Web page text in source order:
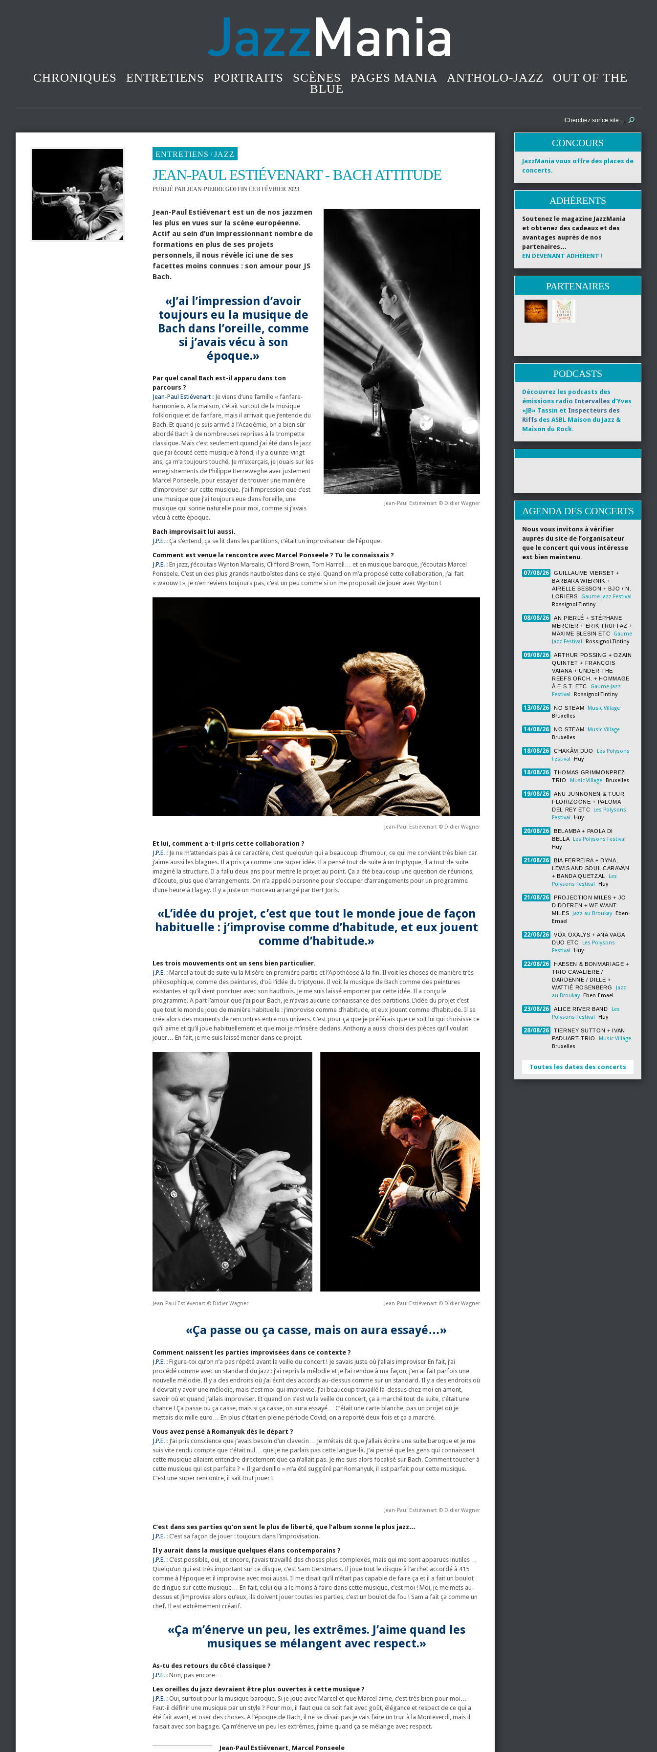
CHRONIQUES ENTRETIENS PORTRAITS SCÈNES PAGES MANIA ANTHOLO-JAZZ
OUT OF THE
BLUE
ENTRETIENS / JAZZ
JEAN-PAUL ESTIÉVENART ‐ BACH ATTITUDE
PUBLIÉ PAR JEAN-PIERRE GOFFIN LE 8 FÉVRIER 2023
Jean-Paul Estiévenart © Didier Wagner
Jean-Paul Estiévenart est un de nos jazzmen
les plus en vues sur la scène européenne.
Actif au sein d’un impressionnant nombre de
formations en plus de ses projets
personnels, il nous révèle ici une de ses
facettes moins connues : son amour pour JS
Bach.
«J’ai l’impression d’avoir
toujours eu la musique de
Bach dans l’oreille, comme
si j’avais vécu à son
époque.»
Par quel canal Bach est-il apparu dans ton
parcours ?
Jean-Paul Estiévenart : Je viens d’une famille « fanfare-
harmonie ». A la maison, c’était surtout de la musique
folklorique et de fanfare, mais il arrivait que j’entende du
Bach. Et quand je suis arrivé à l’Académie, on a bien sûr
abordé Bach à de nombreuses reprises à la trompette
classique. Mais c’est seulement quand j’ai été dans le jazz
que j’ai écouté cette musique à fond, il y a quinze-vingt
ans, ça m’a toujours touché. Je m’exerçais, je jouais sur les
enregistrements de Philippe Herreweghe avec justement
Marcel Ponseele, pour essayer de trouver une manière
d’improviser sur cette musique. J’ai l’impression que c’est
une musique que j’ai toujours eue dans l’oreille, une
musique qui sonne naturelle pour moi, comme si j’avais
vécu à cette époque.
Bach improvisait lui aussi.
J.P.E. : Ça s’entend, ça se lit dans les partitions, c’était un improvisateur de l’époque.
Comment est venue la rencontre avec Marcel Ponseele ? Tu le connaissais ?
J.P.E. : En jazz, j’écoutais Wynton Marsalis, Clifford Brown, Tom Harrell… et en musique baroque, j’écoutais Marcel
Ponseele. C’est un des plus grands hautboïstes dans ce style. Quand on m’a proposé cette collaboration, j’ai fait
« waouw ! », je n’en reviens toujours pas, c’est un peu comme si on me proposait de jouer avec Wynton !
Jean-Paul Estiévenart © Didier Wagner
Et lui, comment a-t-il pris cette collaboration ?
J.P.E. : Je ne m‘attendais pas à ce caractère, c’est quelqu’un qui a beaucoup d’humour, ce qui me convient très bien car
j’aime aussi les blagues. Il a pris ça comme une super idée. Il a pensé tout de suite à un triptyque, il a tout de suite
imaginé la structure. Il a fallu deux ans pour mettre le projet au point. Ça a été beaucoup une question de réunions,
d’écoute, plus que d’arrangements. On n’a appelé personne pour s’occuper d’arrangements pour un programme
d’une heure à Flagey. Il y a juste un morceau arrangé par Bert Joris.
«L’idée du projet, c’est que tout le monde joue de façon
habituelle : j’improvise comme d’habitude, et eux jouent
comme d’habitude.»
Les trois mouvements ont un sens bien particulier.
J.P.E. : Marcel a tout de suite vu la Misère en première partie et l’Apothéose à la fin. Il voit les choses de manière très
philosophique, comme des peintures, d’où l’idée du triptyque. Il voit la musique de Bach comme des peintures
existantes et qu’il vient ponctuer avec son hautbois. Je me suis laissé emporter par cette idée. Il a conçu le
programme. A part l’amour que j’ai pour Bach, je n’avais aucune connaissance des partitions. L’idée du projet c’est
que tout le monde joue de manière habituelle : j’improvise comme d’habitude, et eux jouent comme d’habitude. Il se
crée alors des moments de rencontres entre nos univers. C’est pour ça que je préférais que ce soit lui qui choisisse ce
qu’il aime et qu’il joue habituellement et que moi je m’insère dedans. Anthony a aussi choisi des pièces qu’il voulait
jouer… En fait, je me suis laissé mener dans ce projet.
Jean-Paul Estiévenart © Didier Wagner Jean-Paul Estiévenart © Didier Wagner
«Ça passe ou ça casse, mais on aura essayé…»
Comment naissent les parties improvisées dans ce contexte ?
J.P.E. : Figure-toi qu’on n’a pas répété avant la veille du concert ! Je savais juste où j’allais improviser En fait, j’ai
procédé comme avec un standard du jazz : j’ai repris la mélodie et je l’ai rendue à ma façon, j’en ai fait parfois une
nouvelle mélodie. Il y a des endroits où j’ai écrit des accords au-dessus comme sur un standard. Il y a des endroits où
il devrait y avoir une mélodie, mais c’est moi qui improvise. J’ai beaucoup travaillé là-dessus chez moi en amont,
savoir où et quand j’allais improviser. Et quand on s’est vu la veille du concert, ça a marché tout de suite, c’était une
chance ! Ça passe ou ça casse, mais si ça casse, on aura essayé… C’était une carte blanche, pas un projet où je
mettais dix mille euro… En plus c’était en pleine période Covid, on a reporté deux fois et ça a marché.
Vous avez pensé à Romanyuk dès le départ ?
J.P.E. : J’ai pris conscience que j’avais besoin d’un clavecin… Je m’étais dit que j’allais écrire une suite baroque et je me
suis vite rendu compte que c’était nul… que je ne parlais pas cette langue-là. J’ai pensé que les gens qui connaissent
cette musique allaient entendre directement que ça n’allait pas. Je me suis alors focalisé sur Bach. Comment toucher à
cette musique qui est parfaite ? « Il gardenillo » m’a été suggéré par Romanyuk, il est parfait pour cette musique.
C’est une super rencontre, il sait tout jouer !
Jean-Paul Estiévenart © Didier Wagner
C’est dans ses parties qu’on sent le plus de liberté, que l’album sonne le plus jazz…
J.P.E. : C’est sa façon de jouer : toujours dans l’improvisation.
Il y aurait dans la musique quelques élans contemporains ?
J.P.E. : C’est possible, oui, et encore, j’avais travaillé des choses plus complexes, mais qui me sont apparues inutiles…
Quelqu’un qui est très important sur ce disque, c’est Sam Gerstmans. Il joue tout le disque à l’archet accordé à 415
comme à l’époque et il improvise avec moi aussi. Il me disait qu’il n’était pas capable de faire ça et il a fait un boulot
de dingue sur cette musique… En fait, celui qui a le moins à faire dans cette musique, c’est moi ! Moi, je me mets au-
dessus et j’improvise alors qu’eux, ils doivent jouer toutes les parties, c’est un boulot de fou ! Sam a fait ça comme un
chef. Il est extrêmement créatif.
«Ça m’énerve un peu, les extrêmes. J’aime quand les
musiques se mélangent avec respect.»
As-tu des retours du côté classique ?
J.P.E. : Non, pas encore…
Les oreilles du jazz devraient être plus ouvertes à cette musique ?
J.P.E. : Oui, surtout pour la musique baroque. Si je joue avec Marcel et que Marcel aime, c’est très bien pour moi…
Faut-il définir une musique par un style ? Pour moi, il faut que ce soit fait avec goût, élégance et respect de ce qui a
été fait avant, et oser des choses. A l’époque de Bach, il ne se disait pas je vais faire un truc à la Monteverdi, mais il
faisait avec son bagage. Ça m’énerve un peu les extrêmes, j’aime quand ça se mélange avec respect.
Jean-Paul Estiévenart, Marcel Ponseele
CONCOURS
JazzMania vous offre des places de
concerts.
ADHÉRENTS
Soutenez le magazine JazzMania
et obtenez des cadeaux et des
avantages auprès de nos
partenaires…
EN DEVENANT ADHÉRENT !
PARTENAIRES
PODCASTS
Découvrez les podcasts des
émissions radio Intervalles d’Yves
«JB» Tassin et Inspecteurs des
Riffs des ASBL Maison du Jazz &
Maison du Rock.
AGENDA DES CONCERTS
Nous vous invitons à vérifier
auprès du site de l’organisateur
que le concert qui vous intéresse
est bien maintenu.
07/08/26
GUILLAUME VIERSET +
BARBARA WIERNIK +
AIRELLE BESSON + BJO / N.
LORIERS
Gaume Jazz Festival
Rossignol-Tintiny
08/08/26
AN PIERLÉ + STÉPHANE
MERCIER + ERIK TRUFFAZ +
MAXIME BLESIN ETC
Gaume
Jazz Festival
Rossignol-Tintiny
09/08/26
ARTHUR POSSING + OZAIN
QUINTET + FRANÇOIS
VAIANA + UNDER THE
REEFS ORCH. + HOMMAGE
À E.S.T. ETC
Gaume Jazz
Festival
Rossignol-Tintiny
13/08/26 NO STEAM
Music Village
Bruxelles
14/08/26 NO STEAM
Music Village
Bruxelles
18/08/26 CHAKÂM DUO
Les Polysons
Festival
Huy
18/08/26
THOMAS GRIMMONPREZ
TRIO
Music Village Bruxelles
19/08/26
ANU JUNNONEN & TUUR
FLORIZOONE + PALOMA
DEL REY ETC
Les Polysons
Festival
Huy
20/08/26
BELAMBA + PAOLA DI
BELLA
Les Polysons Festival
Huy
21/08/26
BIA FERREIRA + DYNA,
LEWIS AND SOUL CARAVAN
+ BANDA QUETZAL
Les
Polysons Festival
Huy
21/08/26
PROJECTION MILES + JO
DIDDEREN + WE WANT
MILES
Jazz au Broukay Eben-
Emael
22/08/26
VOX OXALYS + ANA VAGA
DUO ETC
Les Polysons
Festival
Huy
22/08/26
HAESEN & BONMARIAGE +
TRIO CAVALIERE /
DARDENNE / DILLE +
WATTIÉ ROSENBERG
Jazz
au Broukay
Eben-Emael
23/08/26 ALICE RIVER BAND
Les
Polysons Festival
Huy
28/08/26
TIERNEY SUTTON + IVAN
PADUART TRIO
Music Village
Bruxelles
Toutes les dates des concerts